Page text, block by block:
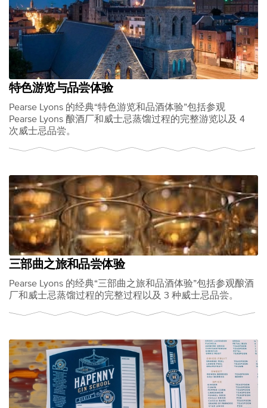
特色游览与品尝体验
Pearse Lyons 的经典“特色游览和品酒体验”包括参观
Pearse Lyons 酿酒厂和威士忌蒸馏过程的完整游览以及 4
次威士忌品尝。
三部曲之旅和品尝体验
Pearse Lyons 的经典“三部曲之旅和品酒体验”包括参观酿酒
厂和威士忌蒸馏过程的完整过程以及 3 种威士忌品尝。